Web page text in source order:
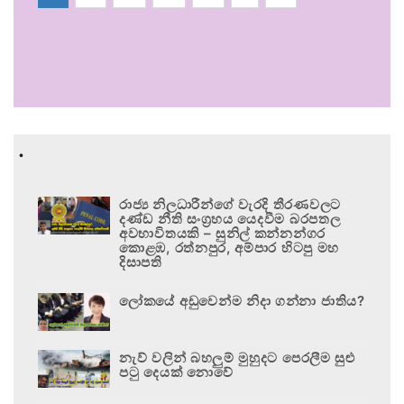
.
රාජ්‍ය නිලධාරීන්ගේ වැරදි තීරණවලට
දණ්ඩ නීති සංග්‍රහය යෙදවීම බරපතල
අවභාවිතයකි – සුනිල් කන්නන්ගර
කොළඹ, රත්නපුර, අම්පාර හිටපු මහ
දිසාපති
ලෝකයේ අඩුවෙන්ම නිදා ගන්නා ජාතිය?
නැව් වලින් බහලුම් මුහුදට පෙරලීම සුළු
පටු දෙයක් නොවේ